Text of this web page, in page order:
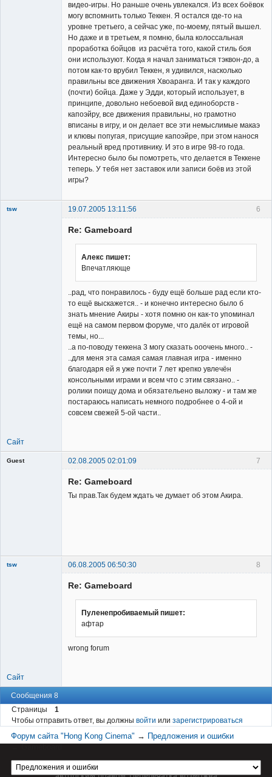
видео-игры. Но раньше очень увлекался. Из всех боёвок
могу вспомнить только Теккен. Я остался где-то на
уровне третьего, а сейчас уже, по-моему, пятый вышел.
Но даже и в третьем, я помню, была колоссальная
проработка бойцов из расчёта того, какой стиль боя
они используют. Когда я начал заниматься тэквон-до, а
потом как-то врубил Теккен, я удивился, насколько
правильны все движения Хвоаранга. И так у каждого
(почти) бойца. Даже у Эдди, который использует, в
принципе, довольно небоевой вид единоборств -
капоэйру, все движения правильны, но грамотно
вписаны в игру, и он делает все эти немыслимые макаэ
и клювы попугая, присущие капоэйре, при этом нанося
реальный вред противнику. И это в игре 98-го года.
Интересно было бы помотреть, что делается в Теккене
теперь. У тебя нет заставок или записи боёв из этой
игры?
6
tsw
19.07.2005 13:11:56
Re: Gameboard
Алекс пишет:
Впечатляюще
..рад, что понравилось - буду ещё больше рад если кто-
то ещё выскажется.. - и конечно интересно было б
знать мнение Акиры - хотя помню он как-то упоминал
ещё на самом первом форуме, что далёк от игровой
темы, но...
..а по-поводу теккена 3 могу сказать ооочень много.. -
..для меня эта самая самая главная игра - именно
благодаря ей я уже почти 7 лет крепко увлечён
консольными играми и всем что с этим связано.. -
ролики поищу дома и обязательено выложу - и там же
постараюсь написать немного подробнее о 4-ой и
совсем свежей 5-ой части..
Сайт
7
Guest
02.08.2005 02:01:09
Re: Gameboard
Ты прав.Так будем ждать че думает об этом Акира.
8
tsw
06.08.2005 06:50:30
Re: Gameboard
Пуленепробиваемый пишет:
афтар
wrong forum
Сайт
Сообщения 8
Страницы
1
Чтобы отправить ответ, вы должны войти или зарегистрироваться
Форум сайта "Hong Kong Cinema" → Предложения и ошибки
Материал сайта hkcinema.ru защищен